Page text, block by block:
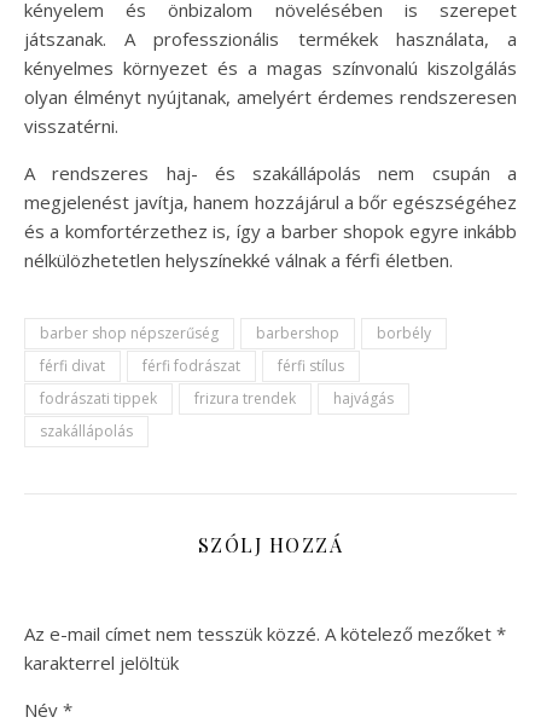
kényelem és önbizalom növelésében is szerepet
játszanak. A professzionális termékek használata, a
kényelmes környezet és a magas színvonalú kiszolgálás
olyan élményt nyújtanak, amelyért érdemes rendszeresen
visszatérni.
A rendszeres haj- és szakállápolás nem csupán a
megjelenést javítja, hanem hozzájárul a bőr egészségéhez
és a komfortérzethez is, így a barber shopok egyre inkább
nélkülözhetetlen helyszínekké válnak a férfi életben.
barber shop népszerűség barbershop
borbély
férfi divat
férfi fodrászat
férfi stílus
fodrászati tippek
frizura trendek
hajvágás
szakállápolás
SZÓLJ HOZZÁ
Az e-mail címet nem tesszük közzé. A kötelező mezőket *
karakterrel jelöltük
Név *